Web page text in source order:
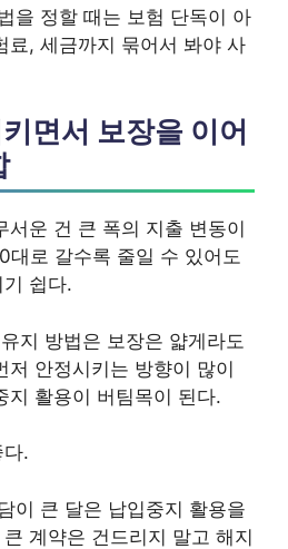
을 정할 때는 보험 단독이 아
료, 세금까지 묶어서 봐야 사
면서 보장을 이어
서운 건 큰 폭의 지출 변동이
대로 갈수록 줄일 수 있어도
쉽다.
지 방법은 보장은 얇게라도
저 안정시키는 방향이 많이
지 활용이 버팀목이 된다.
.
이 큰 달은 납입중지 활용을
계약은 건드리지 말고 해지